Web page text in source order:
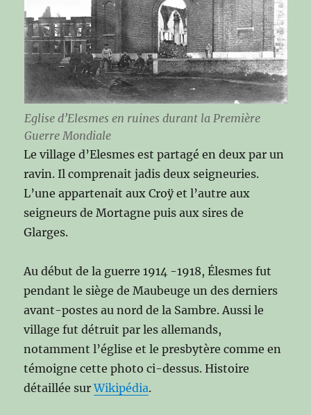
Eglise d’Elesmes en ruines durant la Première
Guerre Mondiale
Le village d’Elesmes est partagé en deux par un
ravin. Il comprenait jadis deux seigneuries.
L’une appartenait aux Croÿ et l’autre aux
seigneurs de Mortagne puis aux sires de
Glarges.
Au début de la guerre 1914 -1918, Élesmes fut
pendant le siège de Maubeuge un des derniers
avant-postes au nord de la Sambre. Aussi le
village fut détruit par les allemands,
notamment l’église et le presbytère comme en
témoigne cette photo ci-dessus. Histoire
détaillée surWikipédia.